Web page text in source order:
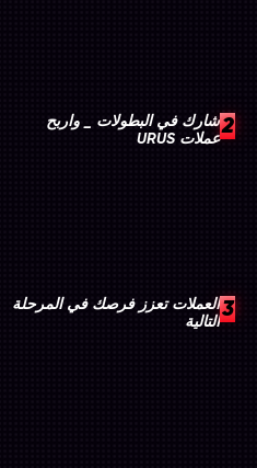
2شارك في البطولات _ واربح
عملات URUS
3العملات تعزز فرصك في المرحلة
التالية